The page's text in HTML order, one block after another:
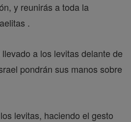
y reunirás a toda la
.
a los levitas delante de
pondrán sus manos sobre
levitas, haciendo el gesto